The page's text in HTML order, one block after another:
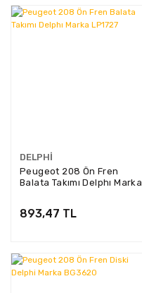
DELPHI
Peugeot 208 Ön Fren
Balata Takımı Delphı Marka
893,47 TL